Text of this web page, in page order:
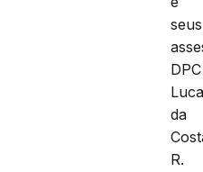
seus
DPC
da
R.